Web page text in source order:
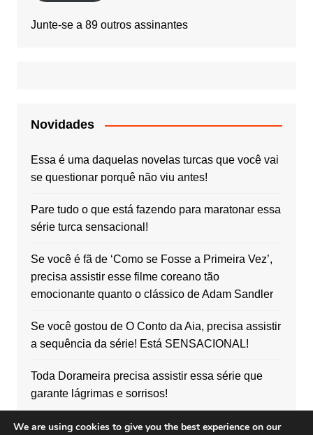
Junte-se a 89 outros assinantes
Novidades
Essa é uma daquelas novelas turcas que você vai
se questionar porquê não viu antes!
Pare tudo o que está fazendo para maratonar essa
série turca sensacional!
Se você é fã de ‘Como se Fosse a Primeira Vez’,
precisa assistir esse filme coreano tão
emocionante quanto o clássico de Adam Sandler
Se você gostou de O Conto da Aia, precisa assistir
a sequência da série! Está SENSACIONAL!
Toda Dorameira precisa assistir essa série que
garante lágrimas e sorrisos!
We are using cookies to give you the best experience on our